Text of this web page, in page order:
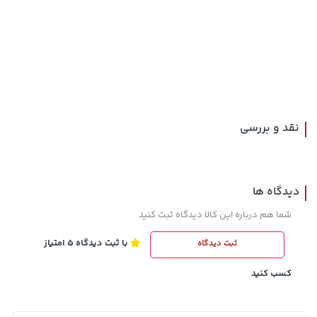
701,000 تومان خرید
70,000 تومان
نقد و بررسی
دیدگاه ها
شما هم درباره این کالا دیدگاه ثبت کنید
ثبت دیدگاه با ثبت دیدگاه 5 امتیاز
کسب کنید